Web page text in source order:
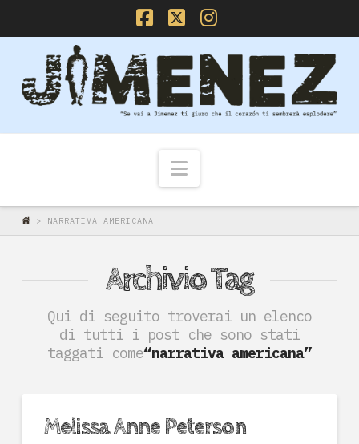
Facebook
X Instagram
Navigazione
> NARRATIVA AMERICANA
Archivio Tag
Qui di seguito troverai un elenco
di tutti i post che sono stati
taggati come“narrativa americana”
Melissa Anne Peterson